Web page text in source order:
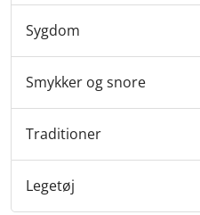
Sygdom
Smykker og snore
Traditioner
Legetøj